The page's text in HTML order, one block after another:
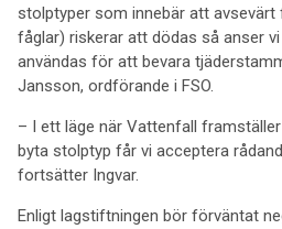
stolptyper som innebär att
fåglar) riskerar att dödas så anser
användas för att bevara
Jansson, ordförande i FSO.
– I ett läge när Vattenfall
byta stolptyp får vi acceptera
fortsätter Ingvar.
Enligt lagstiftningen bör förväntat